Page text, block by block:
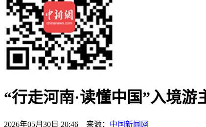
“行走河南·读懂中国”入境
2026年05月30日 20:46 来源： 中国新闻网